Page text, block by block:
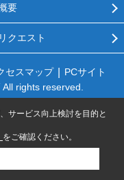
要
クエスト
セスマップ
PCサイト
rights reserved.
サービス向上検討を目的と
をご確認ください。